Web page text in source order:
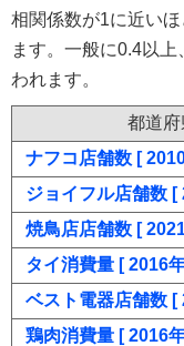
相関係数が1に近い
ます。一般に0.4以
われます。
都道
ナフコ店舗数 [
ジョイフル店舗数 [
焼鳥店店舗数 [
タイ消費量 [ 2016
ベスト電器店舗数 [
鶏肉消費量 [ 2016